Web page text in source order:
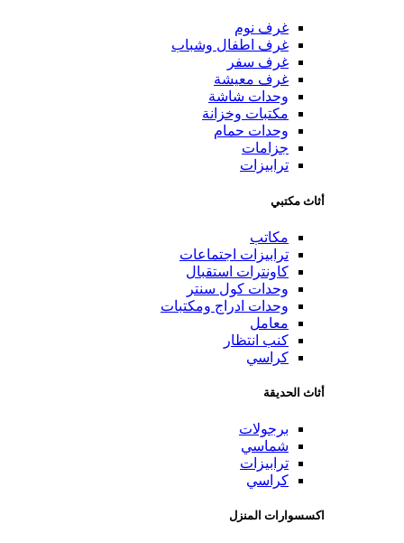
غرف نوم
غرف اطفال وشباب
غرف سفر
غرف معيشة
وحدات شاشة
مكتبات وخزانة
وحدات حمام
جزامات
ترابيزات
أثاث مكتبي
مكاتب
ترابيزات اجتماعات
كاونترات استقبال
وحدات كول سنتر
وحدات ادراج ومكتبات
معامل
كنب انتظار
كراسي
أثاث الحديقة
برجولات
شماسي
ترابيزات
كراسي
اكسسوارات المنزل